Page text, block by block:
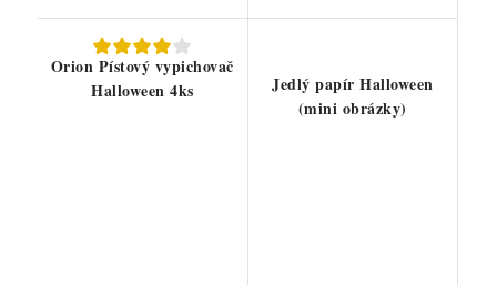
Orion Pístový vypichovač
Halloween 4ks
Jedlý papír Halloween
(mini obrázky)